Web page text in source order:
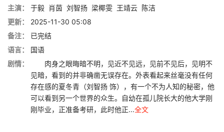
主演：
于毅 肖茵 刘智扬 梁椰雯 王靖云 陈洁
更新：
2025-11-30 05:08
备注：
已完结
语言：
国语
剧情：
肉身之眼晦暗不明，见近不见远，见前不见后，见明不
见暗，看到的并非确凿无误存在。外表看起来丝毫没有任何
存在感的夏冬青（刘智扬 饰），有一个不为人知的秘密，他
可以看到另一个世界的众生。自幼在孤儿院长大的他大学刚
刚毕业，正准备考研，此时他正...全文